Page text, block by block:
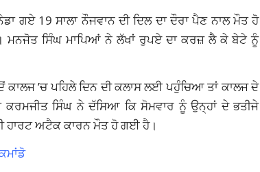
19 ਸਾਲਾ ਨੌਜਵਾਨ ਦੀ ਦਿਲ ਦਾ ਦੌਰਾ ਪੈਣ ਨਾਲ ਮੌਤ ਹੋ
ਸਿੰਘ ਮਾਪਿਆਂ ਨੇ ਲੱਖਾਂ ਰੁਪਏ ਦਾ ਕਰਜ਼ ਲੈ ਕੇ ਬੇਟੇ ਨੂੰ
’ਚ ਪਹਿਲੇ ਦਿਨ ਦੀ ਕਲਾਸ ਲਈ ਪਹੁੰਚਿਆ ਤਾਂ ਕਾਲਜ ਦੇ
ਸਿੰਘ ਨੇ ਦੱਸਿਆ ਕਿ ਸੋਮਵਾਰ ਨੂੰ ਉਨ੍ਹਾਂ ਦੇ ਭਤੀਜੇ
ਹਾਰਟ ਅਟੈਕ ਕਾਰਨ ਮੌਤ ਹੋ ਗਈ ਹੈ।